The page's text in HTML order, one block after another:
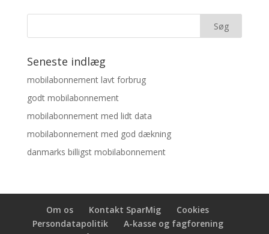
Seneste indlæg
mobilabonnement lavt forbrug
godt mobilabonnement
mobilabonnement med lidt data
mobilabonnement med god dækning
danmarks billigst mobilabonnement
Om os Kontakt SparMig
Cookies
Persondatapolitik
A-kasse og fagforening